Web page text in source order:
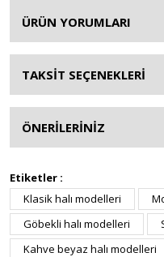
ÜRÜN YORUMLARI
TAKSİT SEÇENEKLERİ
ÖNERİLERİNİZ
Etiketler :
Klasik halı modelleri
Göbekli halı modelleri
Kahve beyaz halı modelleri